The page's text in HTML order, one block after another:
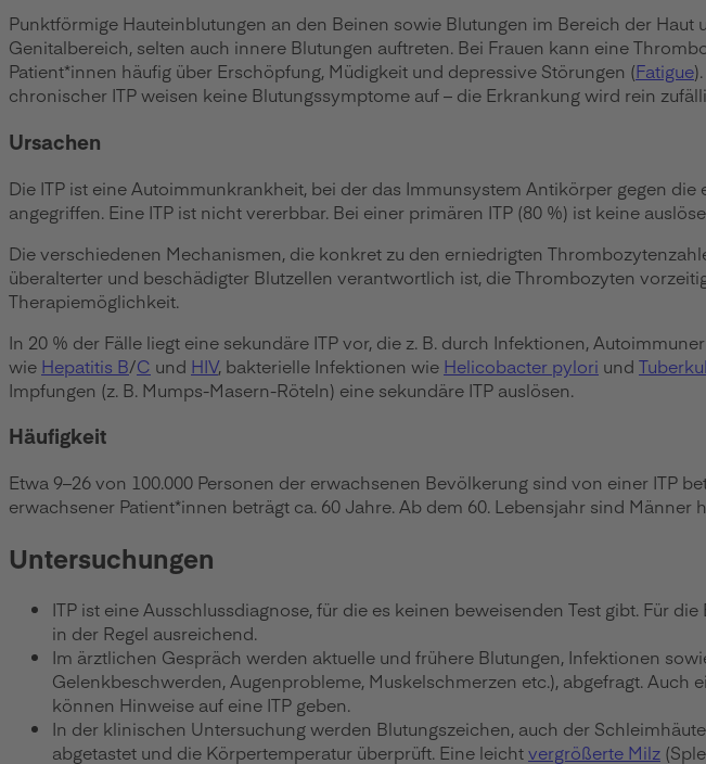
Punktförmige Hauteinblutungen an den Beinen sowie Blutungen im Bereich der
Genitalbereich, selten auch innere Blutungen auftreten. Bei Frauen kann eine
Patient*innen häufig über Erschöpfung, Müdigkeit und depressive Störungen (Fatigue
chronischer ITP weisen keine Blutungssymptome auf – die Erkrankung wird rein
Ursachen
Die ITP ist eine Autoimmunkrankheit, bei der das Immunsystem Antikörper gegen
angegriffen. Eine ITP ist nicht vererbbar. Bei einer primären ITP (80 %) ist keine
Die verschiedenen Mechanismen, die konkret zu den erniedrigten
überalterter und beschädigter Blutzellen verantwortlich ist, die Thrombozyten
Therapiemöglichkeit.
In 20 % der Fälle liegt eine sekundäre ITP vor, die z. B. durch Infektionen,
wie Hepatitis B/C und HIV, bakterielle Infektionen wie Helicobacter pylori und
Impfungen (z. B. Mumps-Masern-Röteln) eine sekundäre ITP auslösen.
Häufigkeit
Etwa 9–26 von 100.000 Personen der erwachsenen Bevölkerung sind von einer ITP
erwachsener Patient*innen beträgt ca. 60 Jahre. Ab dem 60. Lebensjahr sind Männer
Untersuchungen
ITP ist eine Ausschlussdiagnose, für die es keinen beweisenden Test gibt. Für
in der Regel ausreichend.
Im ärztlichen Gespräch werden aktuelle und frühere Blutungen, Infektionen
Gelenkbeschwerden, Augenprobleme, Muskelschmerzen etc.), abgefragt.
können Hinweise auf eine ITP geben.
In der klinischen Untersuchung werden Blutungszeichen, auch der
abgetastet und die Körpertemperatur überprüft. Eine leichtvergrößerte Milz